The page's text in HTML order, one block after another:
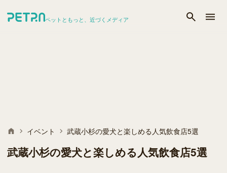
ペットともっと、近づくメディア
イベント 武蔵小杉の愛犬と楽しめる人気飲食店5選
武蔵小杉の愛犬と楽しめる人気飲食店5選